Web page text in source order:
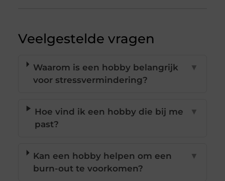
Veelgestelde vragen
Waarom is een hobby belangrijk
voor stressvermindering?
▼
Hoe vind ik een hobby die bij me
past?
▼
Kan een hobby helpen om een
burn-out te voorkomen?
▼